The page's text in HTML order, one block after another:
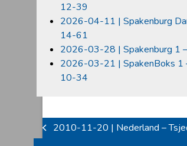
12-39
2026-04-11 | Spakenburg
14-61
2026-03-28 | Spakenburg 1
2026-03-21 | SpakenBoks 1
10-34
previous
2010-11-20 | Nederland –